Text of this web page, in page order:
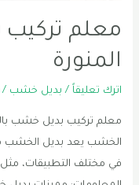
معلم تركيب
المنورة
اترك تعليقاً / بديل خشب /
الخشب يعد بديل الخشب
في مختلف التطبيقات، مثل